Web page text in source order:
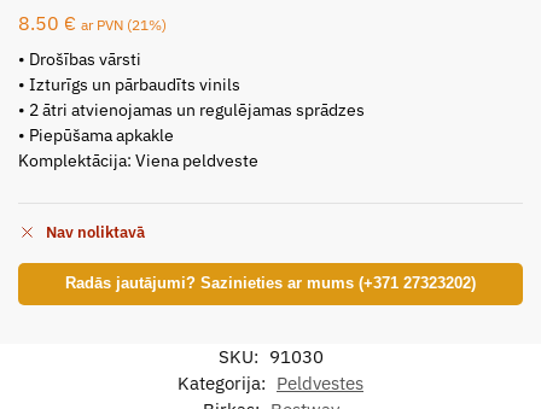
8.50 € ar PVN (21%)
• Drošības vārsti
• Izturīgs un pārbaudīts vinils
• 2 ātri atvienojamas un regulējamas sprādzes
• Piepūšama apkakle
Komplektācija: Viena peldveste
Nav noliktavā
Radās jautājumi? Sazinieties ar mums (+371 27323202)
SKU: 91030
Kategorija: Peldvestes